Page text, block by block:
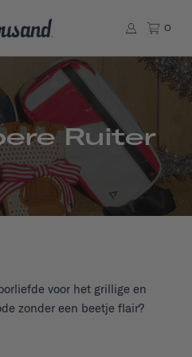
0
Ruiter
voor het grillige en
zonder een beetje flair?